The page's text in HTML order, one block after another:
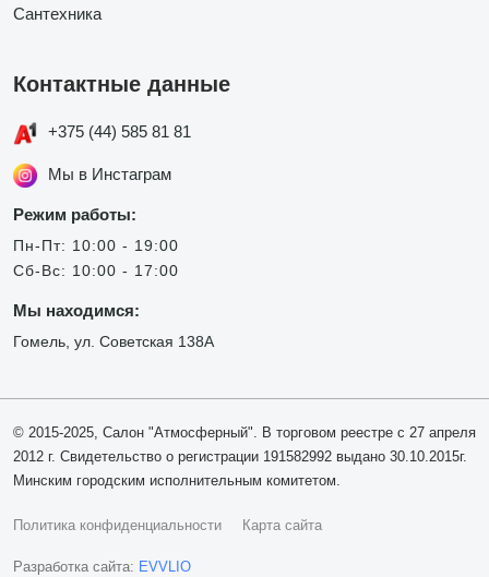
Сантехника
Контактные данные
+375 (44) 585 81 81
Мы в Инстаграм
Режим работы:
Пн-Пт: 10:00 - 19:00
Сб-Вс: 10:00 - 17:00
Мы находимся:
Гомель, ул. Советская 138А
© 2015-2025, Салон "Атмосферный". В торговом реестре с 27 апреля
2012 г. Свидетельство о регистрации 191582992 выдано 30.10.2015г.
Минским городским исполнительным комитетом.
Политика конфиденциальности Карта сайта
Разработка сайта: EVVLIO